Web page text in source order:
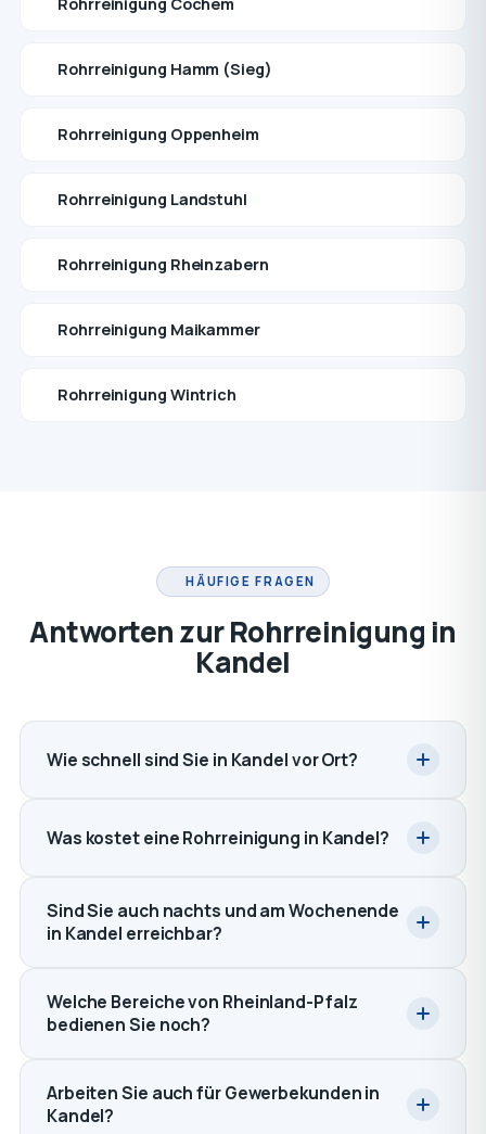
Rohrreinigung Hamm (Sieg)
Rohrreinigung Oppenheim
Rohrreinigung Landstuhl
Rohrreinigung Rheinzabern
Rohrreinigung Maikammer
Rohrreinigung Wintrich
HÄUFIGE FRAGEN
Antworten zur Rohrreinigung in
Kandel
Wie schnell sind Sie in Kandel vor Ort?
Was kostet eine Rohrreinigung in Kandel?
Sind Sie auch nachts und am Wochenende
in Kandel erreichbar?
Welche Bereiche von Rheinland-Pfalz
bedienen Sie noch?
Arbeiten Sie auch für Gewerbekunden in
Kandel?